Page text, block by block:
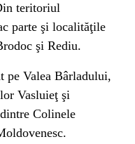
teritoriul
parte şi localităţile
şi Rediu.
pe Valea Bârladului,
Vasluieţ şi
Colinele